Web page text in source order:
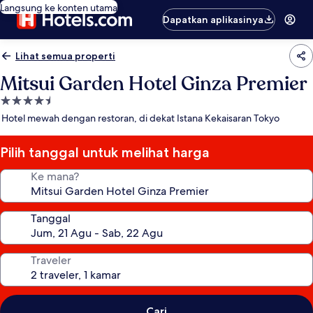
Langsung ke konten utama
Dapatkan aplikasinya
Lihat semua properti
Mitsui Garden Hotel Ginza Premier
Properti
bintang
Hotel mewah dengan restoran, di dekat Istana Kekaisaran Tokyo
Pilih tanggal untuk melihat harga
Ke mana?
Tanggal
Traveler